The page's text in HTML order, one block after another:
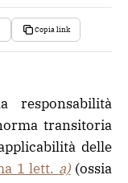
Copia link
responsabilità
transitoria
delle
1 lett. a) (ossia